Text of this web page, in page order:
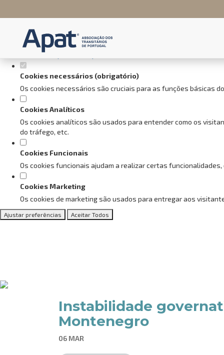
Defina as suas preferências
Este website utiliza cookies estritamente necessários, analíticos e
Consulte a nossa
Cookies necessários (obrigatório)
Os cookies necessários são cruciais para as funções básicas
Cookies Analíticos
Os cookies analíticos são usados para entender como os
do tráfego, etc.
Cookies Funcionais
Os cookies funcionais ajudam a realizar certas
Cookies Marketing
Os cookies de marketing são usados para entregar aos
Ajustar preferências Aceitar Todos
Instabilidade
Montenegro
06 MAR